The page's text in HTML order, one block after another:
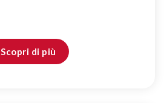
Scopri di più